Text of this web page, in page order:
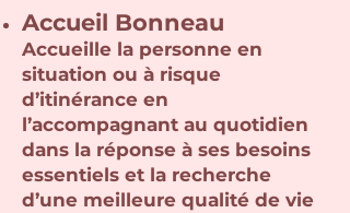
Accueil Bonneau
Accueille la personne en
situation ou à risque
d’itinérance en
l’accompagnant au quotidien
dans la réponse à ses besoins
essentiels et la recherche
d’une meilleure qualité de vie